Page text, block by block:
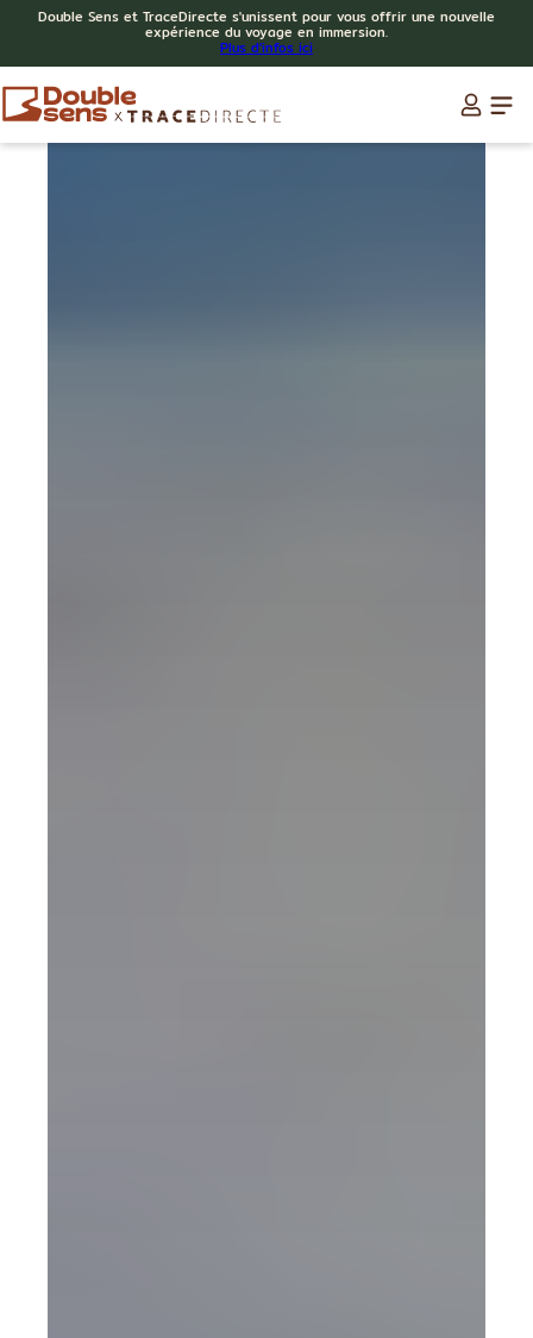
Double Sens et TraceDirecte s'unissent pour vous offrir une nouvelle
expérience du voyage en immersion.
Plus d'infos ici